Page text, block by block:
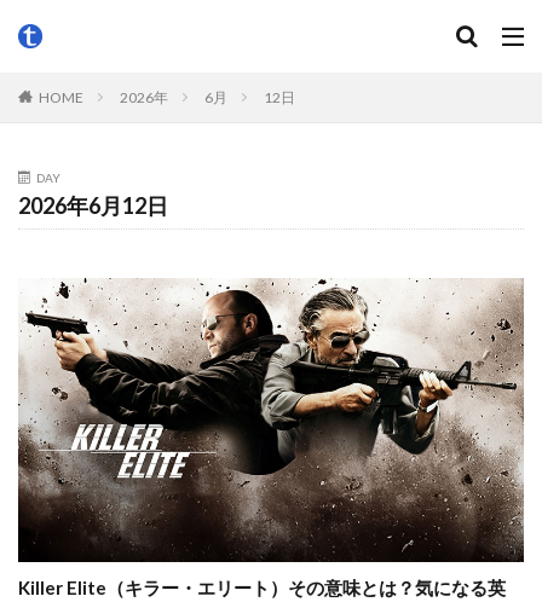
HOME 2026年 6月 12日
DAY
2026年6月12日
Killer Elite（キラー・エリート）その意味とは？気になる英